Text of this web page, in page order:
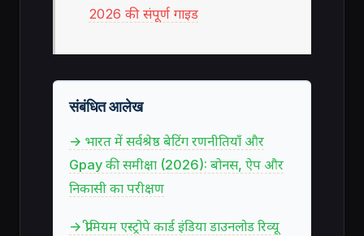
2026 की संपूर्ण गाइड
संबंधित आलेख
→ भारत में सर्वश्रेष्ठ बेटिंग रणनीतियाँ और
Gpay की समीक्षा (2026): बोनस, ऐप और
निकासी का परीक्षण
→ प्रीमियम एस्ट्रोपे कार्ड इंडिया डाउनलोड रिव्यू